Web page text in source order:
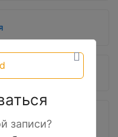
записи?